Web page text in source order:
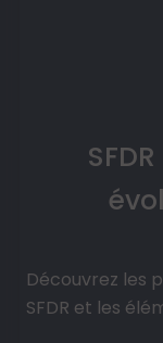
Découvrez les
SFDR et les